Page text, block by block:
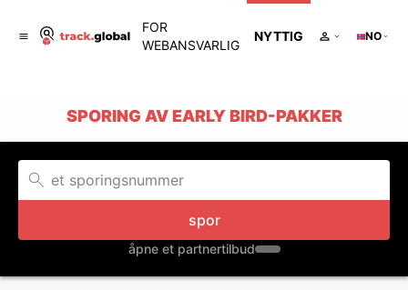
FOR
WEBANSVARLIG
NYTTIG NO
SPORING AV EARLY BIRD-PAKKER
spor
åpne et partnertilbud